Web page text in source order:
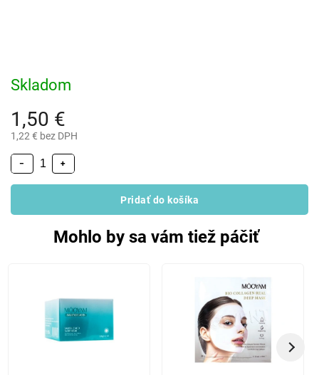
1,50 €
1,22 € bez DPH
Skladom
+
−
Pridať do košíka
Mohlo by sa vám tiež páčiť